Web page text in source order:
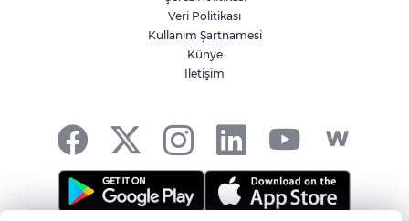
Çinli Arkeologlar, Yoğunburç’ta
Veri Politikası
Kullanım Şartnamesi
Künye
İletişim